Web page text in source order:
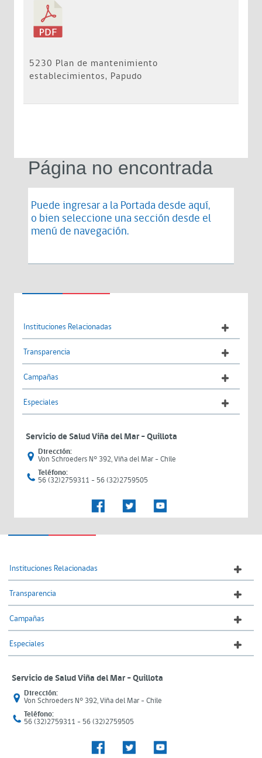
5230 Plan de mantenimiento
establecimientos, Papudo
Página no encontrada
Puede ingresar a la Portada desde aquí,
o bien seleccione una sección desde el
menú de navegación.
Instituciones Relacionadas
Transparencia
Campañas
Especiales
Servicio de Salud Viña del Mar – Quillota
Dirección:
Von Schroeders N° 392, Viña del Mar - Chile
Teléfono:
56 (32)2759311 - 56 (32)2759505
Instituciones Relacionadas
Transparencia
Campañas
Especiales
Servicio de Salud Viña del Mar – Quillota
Dirección:
Von Schroeders N° 392, Viña del Mar - Chile
Teléfono:
56 (32)2759311 - 56 (32)2759505